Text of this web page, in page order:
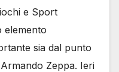
e Sport
elemento
sia dal punto
Zeppa. Ieri